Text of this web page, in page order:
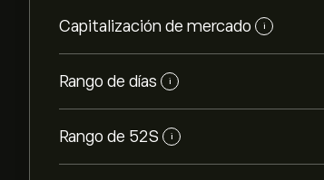
Capitalización de mercado i
Rango de días i
Rango de 52S i